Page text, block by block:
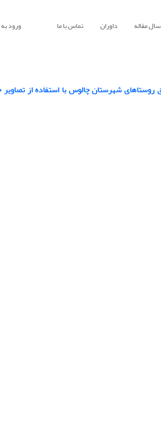
مقاله داوران تماس با ما ورود
شهرستان چالوس با استفاده از تصاویر